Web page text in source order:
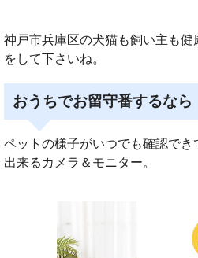
神戸市兵庫区の犬猫も飼い主も
をして下さいね。
おうちでお留守番するなら
ペットの様子がいつでも確認で
出来るカメラ＆モニター。